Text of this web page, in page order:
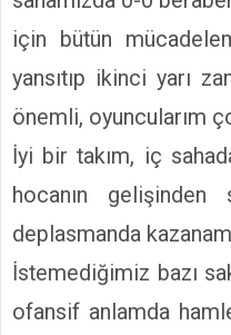
için bütün
yansıtıp ikinci yarı
önemli, oyuncularım
İyi bir takım, iç
hocanın
deplasmanda
İstemediğimiz bazı
ofansif anlamda